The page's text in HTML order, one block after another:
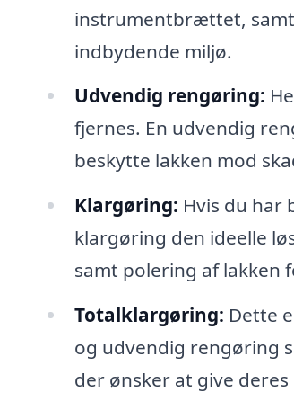
instrumentbrættet, samt
indbydende miljø.
Udvendig rengøring:
fjernes. En udvendig
beskytte lakken mod
Klargøring: Hvis du har
klargøring den ideelle
samt polering af lakken
Totalklargøring: Dette
og udvendig rengøring
der ønsker at give